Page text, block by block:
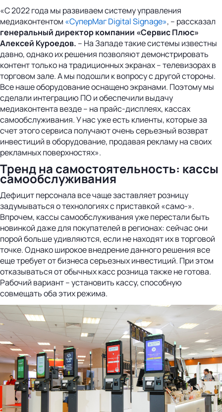
«С 2022 года мы развиваем систему управления
медиаконтентом «СуперМаг Digital Signage», – рассказал
генеральный директор компании «Сервис Плюс»
Алексей Куроедов. – На Западе такие системы известны
давно, однако их решения позволяют демонстрировать
контент только на традиционных экранах – телевизорах в
торговом зале. А мы подошли к вопросу с другой стороны.
Все наше оборудование оснащено экранами. Поэтому мы
сделали интеграцию ПО и обеспечили выдачу
медиаконтента везде – на прайс-дисплеях, кассах
самообслуживания. У нас уже есть клиенты, которые за
счет этого сервиса получают очень серьезный возврат
инвестиций в оборудование, продавая рекламу на своих
рекламных поверхностях».
Тренд на самостоятельность: кассы
самообслуживания
Дефицит персонала все чаще заставляет розницу
задумываться о технологиях с приставкой «само-».
Впрочем, кассы самообслуживания уже перестали быть
новинкой даже для покупателей в регионах: сейчас они
порой больше удивляются, если не находят их в торговой
точке. Однако широкое внедрение данного решения все
еще требует от бизнеса серьезных инвестиций. При этом
отказываться от обычных касс розница также не готова.
Рабочий вариант – установить кассу, способную
совмещать оба этих режима.